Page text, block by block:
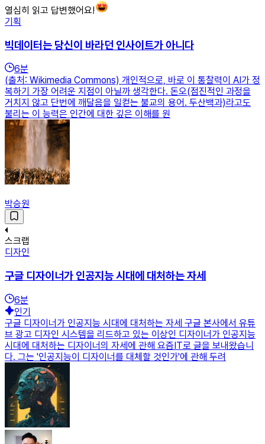
열심히 읽고 답변했어요!
기획
빅데이터는 당신이 바라던 인사이트가 아니다
6분
(출처: Wikimedia Commons) 개인적으로, 바로 이 통찰력이 AI가 정
복하기 가장 어려운 지점이 아닐까 생각한다. 돈오(점진적인 과정을
거치지 않고 단번에 깨달음을 일컫는 불교의 용어. 두산백과)라고도
불리는 이 능력은 인간에 대한 깊은 이해를 원
박승원
스크랩
디자인
구글 디자이너가 인공지능 시대에 대처하는 자세
6분
인기
구글 디자이너가 인공지능 시대에 대처하는 자세 구글 본사에서 유튜
브 광고 디자인 시스템을 리드하고 있는 이상인 디자이너가 인공지능
시대에 대처하는 디자이너의 자세에 관해 요즘IT로 글을 보내왔습니
다. 그는 '인공지능이 디자이너를 대체할 것인가'에 관해 두려